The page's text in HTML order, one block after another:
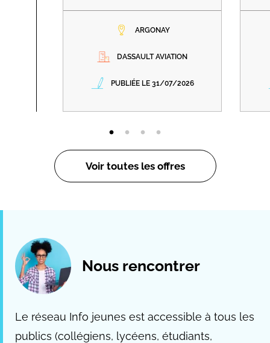
ARGONAY
DASSAULT AVIATION
PUBLIÉE LE 31/07/2026
Voir toutes les offres
Nous rencontrer
Le réseau Info jeunes est accessible à tous les
publics (collégiens, lycéens, étudiants,